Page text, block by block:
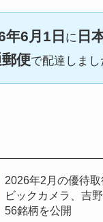
年6月1日 に 日
便で配達しまし
2026年2月の優待取
ビックカメラ、吉
56銘柄を公開